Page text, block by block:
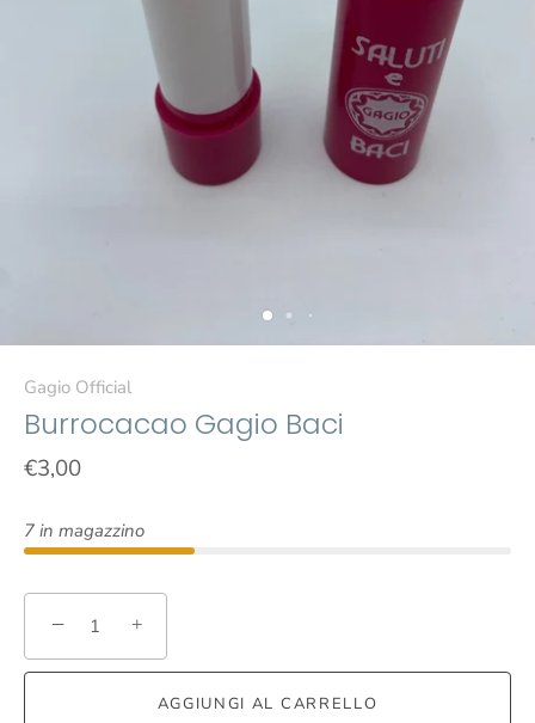
Gagio Official
Burrocacao Gagio Baci
€3,00
7 in magazzino
− +
AGGIUNGI AL CARRELLO